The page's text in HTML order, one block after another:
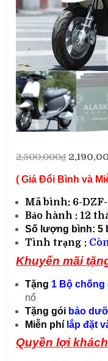
2,500,000₫ Giá
là:
( Giá Đổi Bình và
Mã bình: 6-
Bảo hành : 12
Số lượng bình: 5
Tình trạng :
Khuyến mãi
Tặng 1 Bộ chống
nổ
Tặng gói bảo
Miễn phí lắp đặt
Quyền lợi